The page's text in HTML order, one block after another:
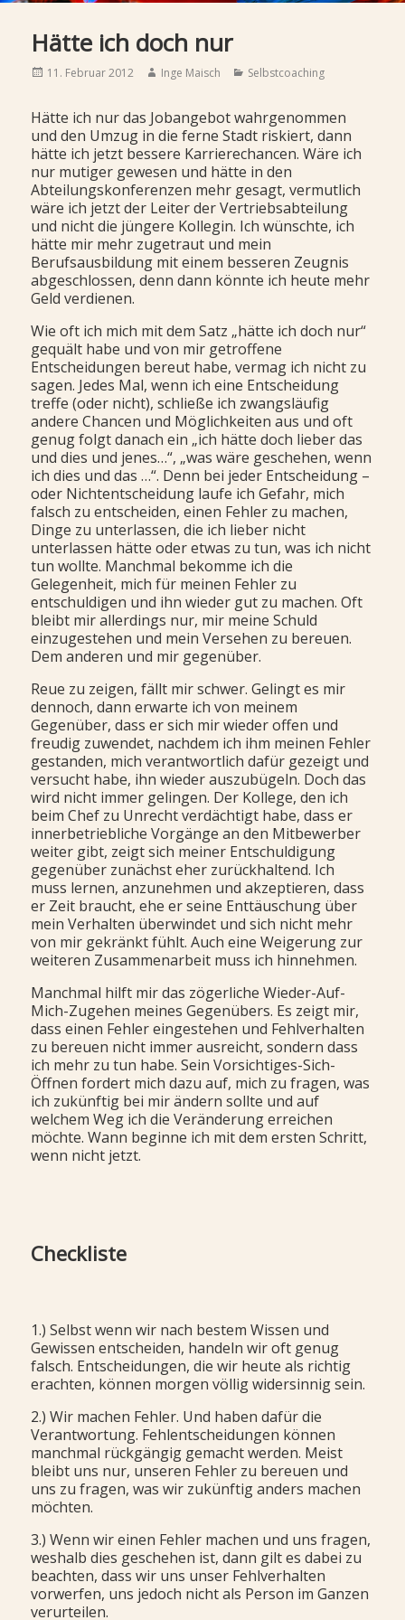
Hätte ich doch nur
Posted
11. Februar 2012 Author
Inge Maisch Categories
Selbstcoaching
Hätte ich nur das Jobangebot wahrgenommen
und den Umzug in die ferne Stadt riskiert, dann
hätte ich jetzt bessere Karrierechancen. Wäre ich
nur mutiger gewesen und hätte in den
Abteilungskonferenzen mehr gesagt, vermutlich
wäre ich jetzt der Leiter der Vertriebsabteilung
und nicht die jüngere Kollegin. Ich wünschte, ich
hätte mir mehr zugetraut und mein
Berufsausbildung mit einem besseren Zeugnis
abgeschlossen, denn dann könnte ich heute mehr
Geld verdienen.
Wie oft ich mich mit dem Satz „hätte ich doch nur“
gequält habe und von mir getroffene
Entscheidungen bereut habe, vermag ich nicht zu
sagen. Jedes Mal, wenn ich eine Entscheidung
treffe (oder nicht), schließe ich zwangsläufig
andere Chancen und Möglichkeiten aus und oft
genug folgt danach ein „ich hätte doch lieber das
und dies und jenes…“, „was wäre geschehen, wenn
ich dies und das …“. Denn bei jeder Entscheidung –
oder Nichtentscheidung laufe ich Gefahr, mich
falsch zu entscheiden, einen Fehler zu machen,
Dinge zu unterlassen, die ich lieber nicht
unterlassen hätte oder etwas zu tun, was ich nicht
tun wollte. Manchmal bekomme ich die
Gelegenheit, mich für meinen Fehler zu
entschuldigen und ihn wieder gut zu machen. Oft
bleibt mir allerdings nur, mir meine Schuld
einzugestehen und mein Versehen zu bereuen.
Dem anderen und mir gegenüber.
Reue zu zeigen, fällt mir schwer. Gelingt es mir
dennoch, dann erwarte ich von meinem
Gegenüber, dass er sich mir wieder offen und
freudig zuwendet, nachdem ich ihm meinen Fehler
gestanden, mich verantwortlich dafür gezeigt und
versucht habe, ihn wieder auszubügeln. Doch das
wird nicht immer gelingen. Der Kollege, den ich
beim Chef zu Unrecht verdächtigt habe, dass er
innerbetriebliche Vorgänge an den Mitbewerber
weiter gibt, zeigt sich meiner Entschuldigung
gegenüber zunächst eher zurückhaltend. Ich
muss lernen, anzunehmen und akzeptieren, dass
er Zeit braucht, ehe er seine Enttäuschung über
mein Verhalten überwindet und sich nicht mehr
von mir gekränkt fühlt. Auch eine Weigerung zur
weiteren Zusammenarbeit muss ich hinnehmen.
Manchmal hilft mir das zögerliche Wieder-Auf-
Mich-Zugehen meines Gegenübers. Es zeigt mir,
dass einen Fehler eingestehen und Fehlverhalten
zu bereuen nicht immer ausreicht, sondern dass
ich mehr zu tun habe. Sein Vorsichtiges-Sich-
Öffnen fordert mich dazu auf, mich zu fragen, was
ich zukünftig bei mir ändern sollte und auf
welchem Weg ich die Veränderung erreichen
möchte. Wann beginne ich mit dem ersten Schritt,
wenn nicht jetzt.
Checkliste
1.) Selbst wenn wir nach bestem Wissen und
Gewissen entscheiden, handeln wir oft genug
falsch. Entscheidungen, die wir heute als richtig
erachten, können morgen völlig widersinnig sein.
2.) Wir machen Fehler. Und haben dafür die
Verantwortung. Fehlentscheidungen können
manchmal rückgängig gemacht werden. Meist
bleibt uns nur, unseren Fehler zu bereuen und
uns zu fragen, was wir zukünftig anders machen
möchten.
3.) Wenn wir einen Fehler machen und uns fragen,
weshalb dies geschehen ist, dann gilt es dabei zu
beachten, dass wir uns unser Fehlverhalten
vorwerfen, uns jedoch nicht als Person im Ganzen
verurteilen.